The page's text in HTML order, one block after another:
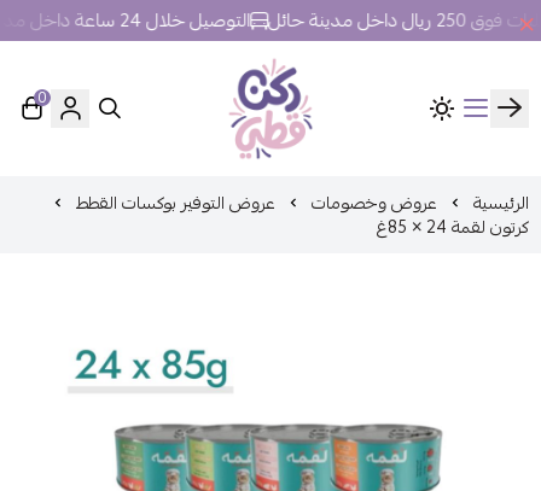
مدينة حائل التوصيل خلال 24 ساعة داخل مدينة حائل.
ركن قطي
0
الرئيسية عروض وخصومات عروض التوفير بوكسات القطط
كرتون لقمة 24 × 85غ